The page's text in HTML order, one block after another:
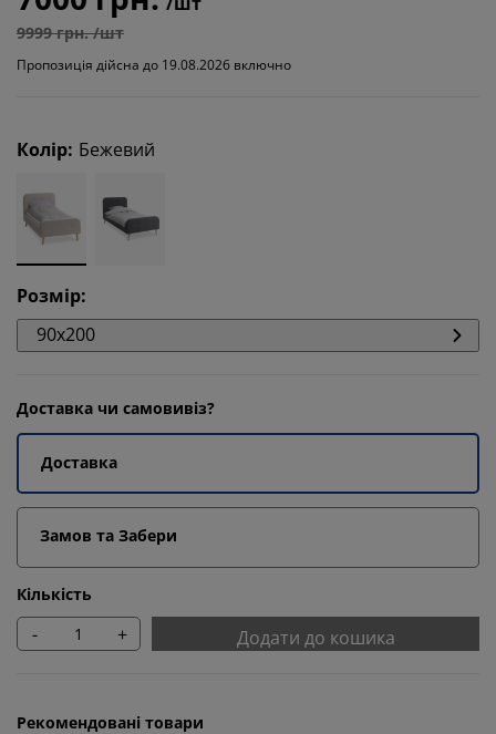
9999 грн. /шт
Пропозиція дійсна до 19.08.2026 включно
Колір: Бежевий
Розмір:
90x200
Доставка чи самовивіз?
Доставка
Замов та Забери
Кількість
- + Додати до кошика
Рекомендовані товари